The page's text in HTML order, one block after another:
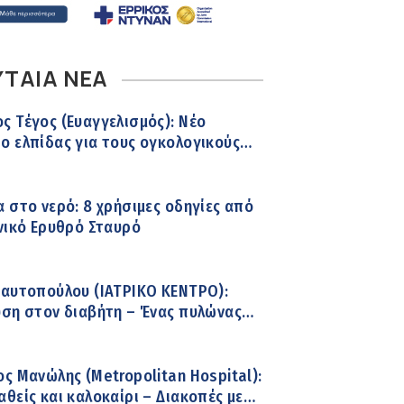
ΝΕΑ
Τέγος (Ευαγγελισμός): Νέο
ελπίδας για τους ογκολογικούς
κλινικών δοκιμών
στο νερό: 8 χρήσιμες οδηγίες από
Ερυθρό Σταυρό
(ΙΑΤΡΙΚΟ ΚΕΝΤΡΟ):
στον διαβήτη – Ένας πυλώνας
φροντίδας
Μανώλης (Metropolitan Hospital):
και καλοκαίρι – Διακοπές με